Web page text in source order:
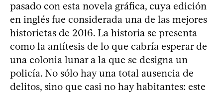
pasado con esta novela gráfica, cuya edición
en inglés fue considerada una de las mejores
historietas de 2016. La historia se presenta
como la antítesis de lo que cabría esperar de
una colonia lunar a la que se designa un
policía. No sólo hay una total ausencia de
delitos, sino que casi no hay habitantes: este